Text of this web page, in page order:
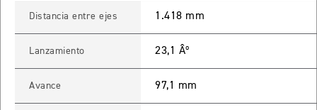
Distancia entre ejes 1.418 mm
Lanzamiento 23,1 Âº
Avance 97,1 mm